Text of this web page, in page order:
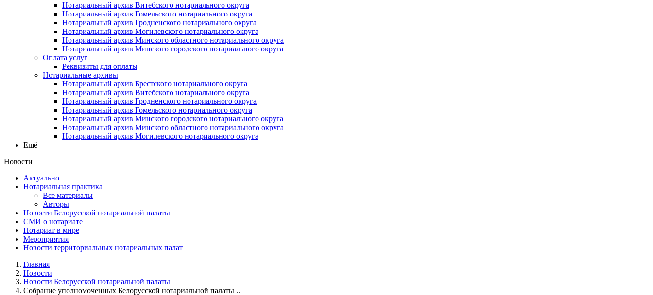
Нотариальный архив Витебского нотариального округа
Нотариальный архив Гомельского нотариального округа
Нотариальный архив Гродненского нотариального округа
Нотариальный архив Могилевского нотариального округа
Нотариальный архив Минского областного нотариального округа
Нотариальный архив Минского городского нотариального округа
Оплата услуг
Реквизиты для оплаты
Нотариальные архивы
Нотариальный архив Брестского нотариального округа
Нотариальный архив Витебского нотариального округа
Нотариальный архив Гродненского нотариального округа
Нотариальный архив Гомельского нотариального округа
Нотариальный архив Минского городского нотариального округа
Нотариальный архив Минского областного нотариального округа
Нотариальный архив Могилевского нотариального округа
Ещё
Новости
Актуально
Нотариальная практика
Все материалы
Авторы
Новости Белорусской нотариальной палаты
СМИ о нотариате
Нотариат в мире
Мероприятия
Новости территориальных нотариальных палат
Главная
Новости
Новости Белорусской нотариальной палаты
Собрание уполномоченных Белорусской нотариальной палаты ...